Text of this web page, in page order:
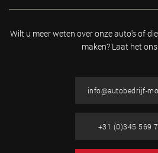
Wilt u meer weten over onze auto's of
maken? Laat het
info@autobedrijf-
+31 (0)345 569